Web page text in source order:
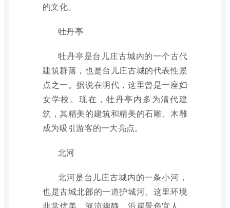
的文化。
牡丹亭
牡丹亭是台儿庄古城内的一个古代
建筑群落，也是台儿庄古城的代表性景
点之一。据说在明代，这里曾是一座妇
女学校。现在，牡丹亭内多为清代建
筑，其精美的建筑和精美的石雕、木雕
成为吸引游客的一大亮点。
北河
北河是台儿庄古城内的一条小河，
也是古城北部的一道护城河。这里环境